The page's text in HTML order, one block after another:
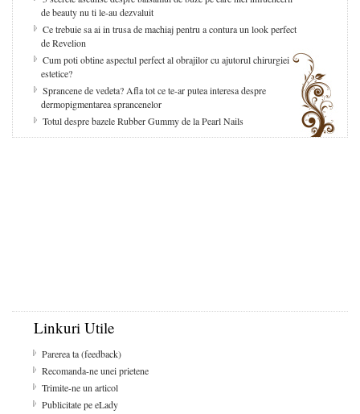
de beauty nu ti le-au dezvaluit
Ce trebuie sa ai in trusa de machiaj pentru a contura un look perfect
de Revelion
Cum poti obtine aspectul perfect al obrajilor cu ajutorul chirurgiei
estetice?
Sprancene de vedeta? Afla tot ce te-ar putea interesa despre
dermopigmentarea sprancenelor
Totul despre bazele Rubber Gummy de la Pearl Nails
Linkuri Utile
Parerea ta (feedback)
Recomanda-ne unei prietene
Trimite-ne un articol
Publicitate pe eLady